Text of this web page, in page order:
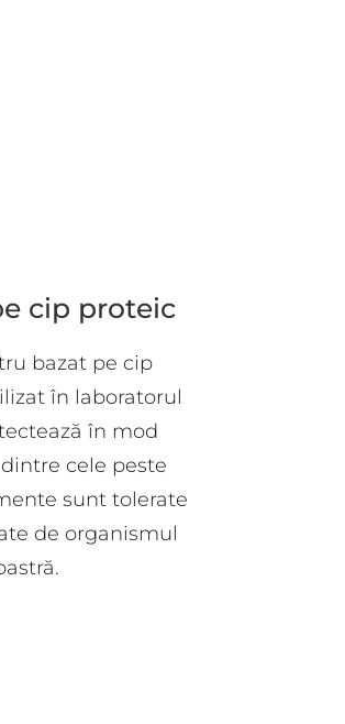
cip proteic
bazat pe cip
în laboratorul
în mod
cele peste
sunt tolerate
de organismul